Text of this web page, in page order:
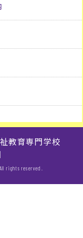
教育専門学校
rights reserved.